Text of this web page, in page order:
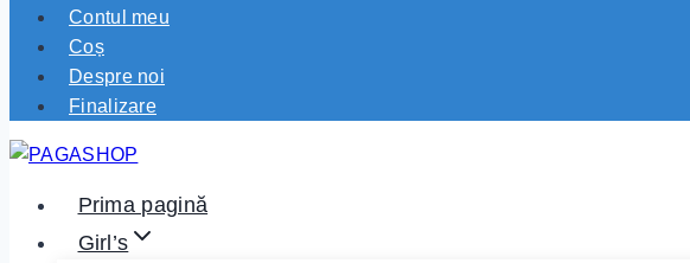
Contul meu
Coș
Despre noi
Finalizare
Prima pagină
Girl’s